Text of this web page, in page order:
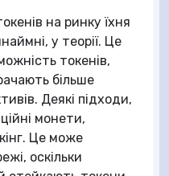
на ринку їхня
у теорії. Це
токенів,
більше
Деякі підходи,
монети,
Це може
оскільки